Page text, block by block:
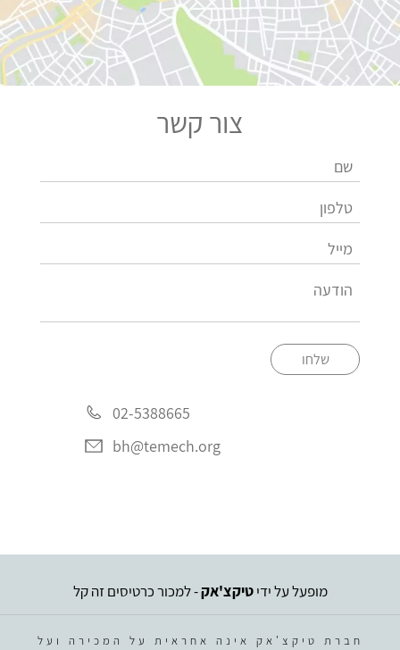
צור קשר
שלחו
02-5388665
bh@temech.org
מופעל על ידיטיקצ'אק- למכור כרטיסים זה קל
חברת טיקצ'אק אינה אחראית על המכירה ועל